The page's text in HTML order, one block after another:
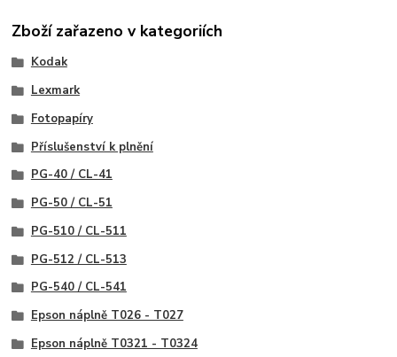
Zboží zařazeno v kategoriích
Kodak
Lexmark
Fotopapíry
Příslušenství k plnění
PG-40 / CL-41
PG-50 / CL-51
PG-510 / CL-511
PG-512 / CL-513
PG-540 / CL-541
Epson náplně T026 - T027
Epson náplně T0321 - T0324